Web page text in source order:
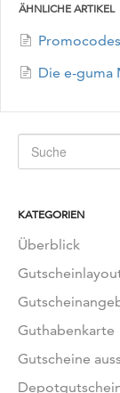
ÄHNLICHE ARTIKEL
Die e-guma
KATEGORIEN
Überblick
Guthabenkarte
Gutscheine